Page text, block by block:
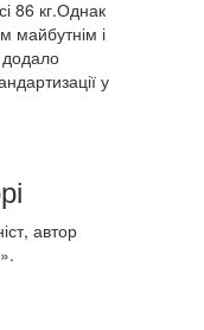
86 кг.Однак
майбутнім і
у
автор